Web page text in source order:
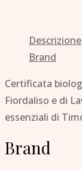
Descrizione
Brand
Certificata
Fiordaliso e di
essenziali di
Brand